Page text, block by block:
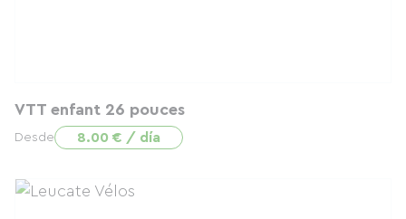
VTT enfant 26 pouces
Desde 8.00 € / día